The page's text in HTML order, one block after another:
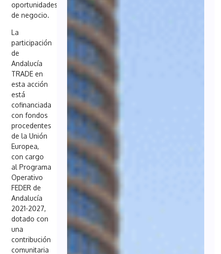
oportunidades
de negocio.
La
participación
de
Andalucía
TRADE en
esta acción
está
cofinanciada
con fondos
procedentes
de la Unión
Europea,
con cargo
al Programa
Operativo
FEDER de
Andalucía
2021-2027,
dotado con
una
contribución
comunitaria